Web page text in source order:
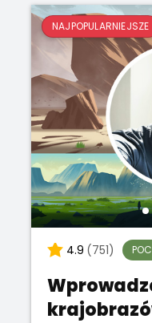
NAJPOPULARNIEJSZE
4.9 (751)